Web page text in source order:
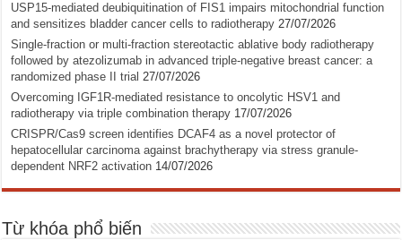
USP15-mediated deubiquitination of FIS1 impairs mitochondrial function
and sensitizes bladder cancer cells to radiotherapy 27/07/2026
Single-fraction or multi-fraction stereotactic ablative body radiotherapy
followed by atezolizumab in advanced triple-negative breast cancer: a
randomized phase II trial 27/07/2026
Overcoming IGF1R-mediated resistance to oncolytic HSV1 and
radiotherapy via triple combination therapy 17/07/2026
CRISPR/Cas9 screen identifies DCAF4 as a novel protector of
hepatocellular carcinoma against brachytherapy via stress granule-
dependent NRF2 activation 14/07/2026
Từ khóa phổ biến